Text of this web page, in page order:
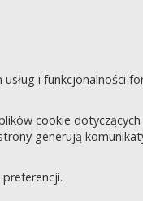
i funkcjonalności
cookie
generują